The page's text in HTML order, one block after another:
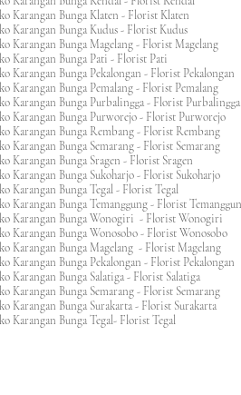
Karangan Bunga Klaten - Florist Klaten
Karangan Bunga Kudus - Florist Kudus
Karangan Bunga Magelang - Florist Magelang
Karangan Bunga Pati - Florist Pati
Karangan Bunga Pekalongan - Florist Pekalongan
Karangan Bunga Pemalang - Florist Pemalang
Karangan Bunga Purbalingga - Florist
Karangan Bunga Purworejo - Florist Purworejo
Karangan Bunga Rembang - Florist Rembang
Karangan Bunga Semarang - Florist Semarang
Karangan Bunga Sragen - Florist Sragen
Karangan Bunga Sukoharjo - Florist Sukoharjo
Karangan Bunga Tegal - Florist Tegal
Karangan Bunga Temanggung - Florist
Karangan Bunga Wonogiri - Florist Wonogiri
Karangan Bunga Wonosobo - Florist Wonosobo
Karangan Bunga Magelang - Florist Magelang
Karangan Bunga Pekalongan - Florist Pekalongan
Karangan Bunga Salatiga - Florist Salatiga
Karangan Bunga Semarang - Florist Semarang
Karangan Bunga Surakarta - Florist Surakarta
Karangan Bunga Tegal- Florist Tegal